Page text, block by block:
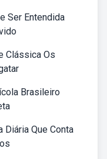
Ser Entendida
Clássica Os
Brasileiro
Diária Que Conta